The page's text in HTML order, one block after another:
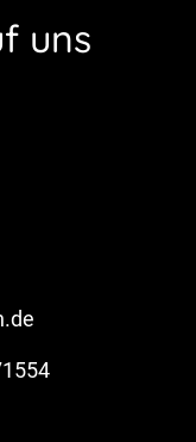
uns